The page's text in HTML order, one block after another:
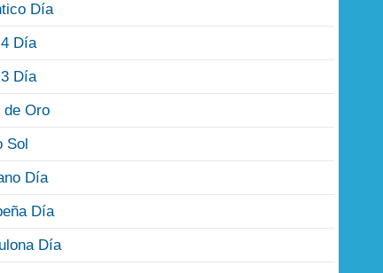
Día
Día
Día
de Oro
Sol
Día
Día
Día